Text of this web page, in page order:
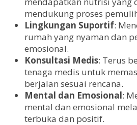
mendukung proses
Lingkungan Suportif:
rumah yang nyaman dan
emosional.
Konsultasi Medis: Terus
tenaga medis untuk
berjalan sesuai rencana.
Mental dan Emosional:
mental dan emosional
terbuka dan positif.